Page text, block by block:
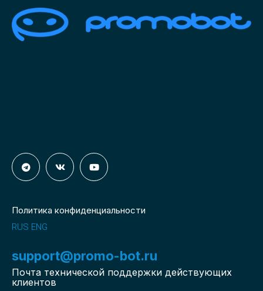
Политика конфиденциальности
RUS ENG
support@promo-bot.ru
Почта технической поддержки действующих
клиентов